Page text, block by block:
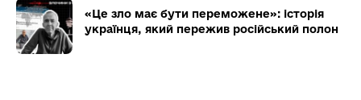
«Це зло має бути переможене»: історія
українця, який пережив російський полон